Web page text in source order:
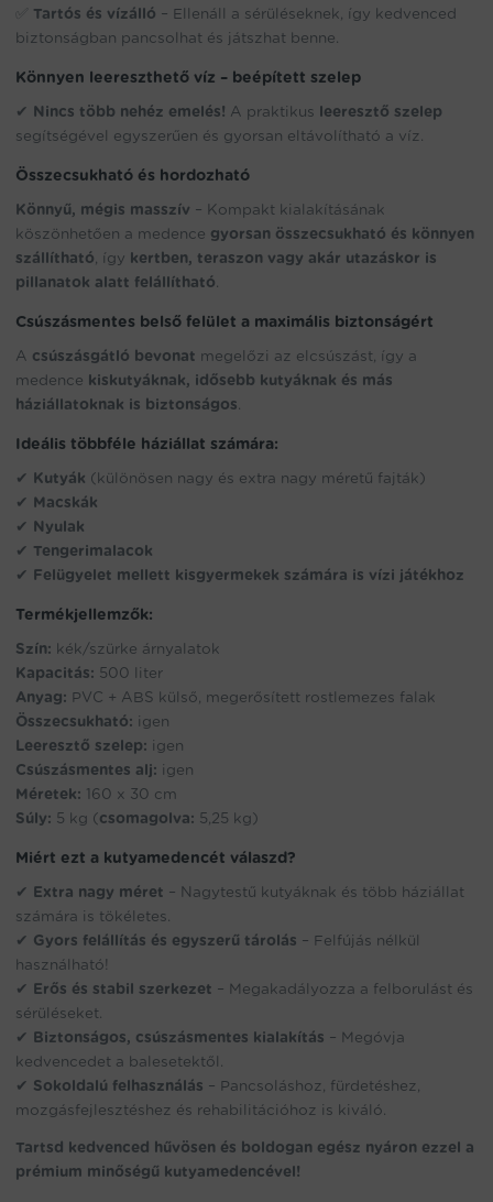
Tartós és vízálló – Ellenáll a sérüléseknek, így kedvenced
biztonságban pancsolhat és játszhat benne.
Könnyen leereszthető víz – beépített szelep
✔ Nincs több nehéz emelés! A praktikus leeresztő szelep
segítségével egyszerűen és gyorsan eltávolítható a víz.
Összecsukható és hordozható
Könnyű, mégis masszív – Kompakt kialakításának
köszönhetően a medence gyorsan összecsukható és könnyen
szállítható , így kertben, teraszon vagy akár utazáskor is
pillanatok alatt felállítható
Csúszásmentes belső felület a maximális biztonságért
A csúszásgátló bevonat megelőzi az elcsúszást, így a
medence kiskutyáknak, idősebb kutyáknak és más
háziállatoknak is biztonságos
Ideális többféle háziállat számára:
✔ Kutyák (különösen nagy és extra nagy méretű fajták)
✔ Macskák
✔ Nyulak
✔ Tengerimalacok
✔ Felügyelet mellett kisgyermekek számára is vízi játékhoz
Termékjellemzők:
Szín: kék/szürke árnyalatok
Kapacitás: 500 liter
Anyag: PVC + ABS külső, megerősített rostlemezes falak
Összecsukható: igen
Leeresztő szelep: igen
Csúszásmentes alj: igen
Méretek: 160 x 30 cm
Súly: 5 kg (csomagolva: 5,25 kg)
Miért ezt a kutyamedencét válaszd?
✔ Extra nagy méret – Nagytestű kutyáknak és több háziállat
számára is tökéletes.
✔ Gyors felállítás és egyszerű tárolás – Felfújás nélkül
használható!
✔ Erős és stabil szerkezet – Megakadályozza a felborulást és
sérüléseket.
✔ Biztonságos, csúszásmentes kialakítás – Megóvja
kedvencedet a balesetektől.
✔ Sokoldalú felhasználás – Pancsoláshoz, fürdetéshez,
mozgásfejlesztéshez és rehabilitációhoz is kiváló.
Tartsd kedvenced hűvösen és boldogan egész nyáron ezzel a
prémium minőségű kutyamedencével!